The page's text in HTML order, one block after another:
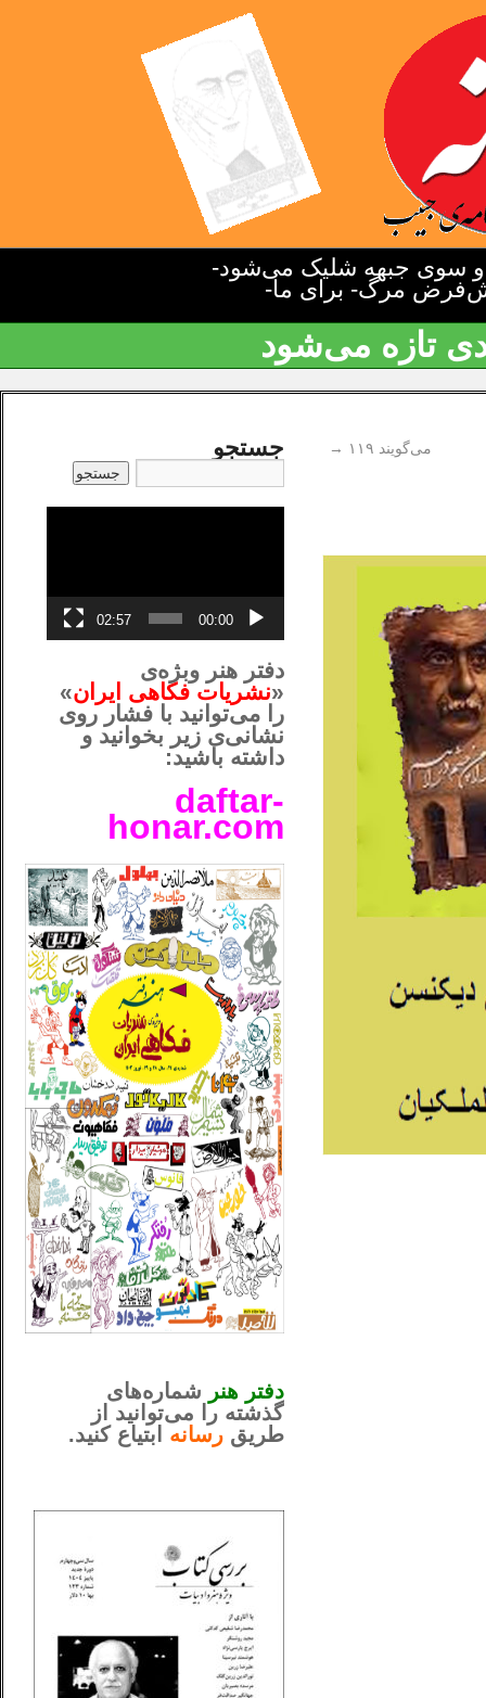
سوی جبهه شلیک می‌شود-
مرگ- برای ما-
تازه می‌شود
می‌گویند ۱۱۹ → جستجو
00:00
02:57
دفتر هنر وبژه‌ی
«نشریات فکاهی ایران»
را می‌توانید با فشار روی
نشانی‌ی زیر بخوانید و
داشته باشید:
daftar-
honar.com
دفتر هنر شماره‌های
گذشته را می‌توانید از
طریق رسانه ابتیاع کنید.